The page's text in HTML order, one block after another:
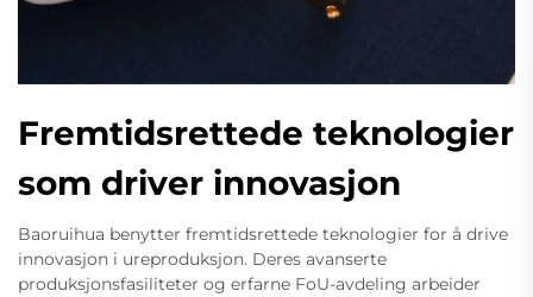
Fremtidsrettede teknologier
som driver innovasjon
Baoruihua benytter fremtidsrettede teknologier for å drive
innovasjon i ureproduksjon. Deres avanserte
produksjonsfasiliteter og erfarne FoU-avdeling arbeider